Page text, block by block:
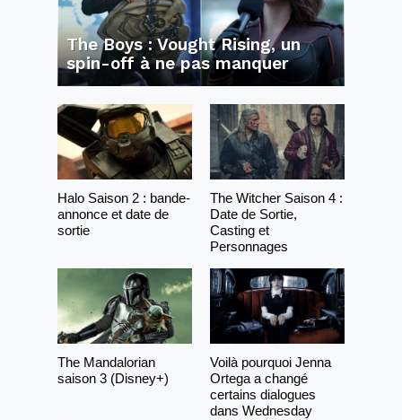
The Boys : Vought Rising, un
spin-off à ne pas manquer
Halo Saison 2 : bande-
annonce et date de
sortie
The Witcher Saison 4 :
Date de Sortie,
Casting et
Personnages
The Mandalorian
saison 3 (Disney+)
Voilà pourquoi Jenna
Ortega a changé
certains dialogues
dans Wednesday